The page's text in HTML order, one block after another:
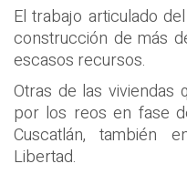
El trabajo articulado
construcción de más
escasos recursos.
Otras de las viviendas
por los reos en fase
Cuscatlán, también
Libertad.